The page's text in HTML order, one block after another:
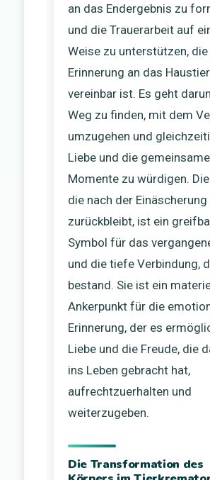
an das Endergebnis zu
und die Trauerarbeit auf
Weise zu unterstützen,
Erinnerung an das Haustier
vereinbar ist. Es geht
Weg zu finden, mit dem
umzugehen und
Liebe und die
Momente zu würdigen.
die nach der Einäscherung
zurückbleibt, ist ein
Symbol für das
und die tiefe Verbindung,
bestand. Sie ist ein
Ankerpunkt für die
Erinnerung, der es
Liebe und die Freude, die
ins Leben gebracht hat,
aufrechtzuerhalten und
weiterzugeben.
Die Transformation des